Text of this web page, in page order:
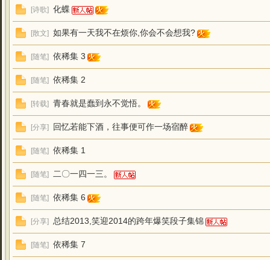
[诗歌] 化蝶
[散文] 如果有一天我不在烦你,你会不会想我?
[随笔] 依稀集 3
[随笔] 依稀集 2
[转载] 青春就是蠢到永不觉悟。
[分享] 回忆若能下酒，往事便可作一场宿醉
[随笔] 依稀集 1
[随笔] 二〇一四一三。
[随笔] 依稀集 6
[分享] 总结2013,笑迎2014的跨年爆笑段子集锦
[随笔] 依稀集 7